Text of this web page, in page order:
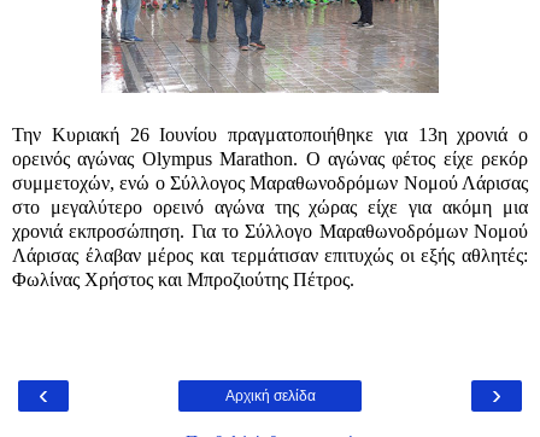
Την Κυριακή 26 Ιουνίου πραγματοποιήθηκε για 13η χρονιά ο
ορεινός αγώνας Olympus Marathon. Ο αγώνας φέτος είχε ρεκόρ
συμμετοχών, ενώ ο Σύλλογος Μαραθωνοδρόμων Νομού Λάρισας
στο μεγαλύτερο ορεινό αγώνα της χώρας είχε για ακόμη μια
χρονιά εκπροσώπηση. Για το Σύλλογο Μαραθωνοδρόμων Νομού
Λάρισας έλαβαν μέρος και τερμάτισαν επιτυχώς οι εξής αθλητές:
Φωλίνας Χρήστος και Μπροζιούτης Πέτρος.
‹ ›
Αρχική σελίδα